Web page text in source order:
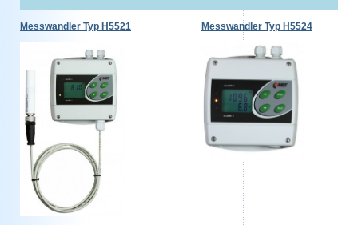
Messwandler Typ H5521 Messwandler Typ H5524